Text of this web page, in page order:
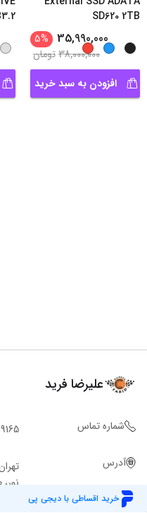
SD620 2TB
35,990,000
%
5
38,000,000تومان
افزودن به سبد خرید
خرید اقساطی با دیجی پی
علیرضا فرید
شماره تماس
آدرس
نور،